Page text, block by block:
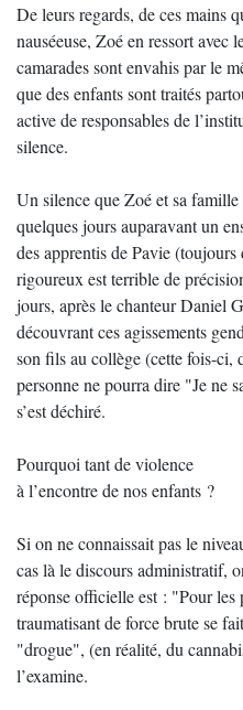
De leurs regards, de ces mains
nauséeuse, Zoé en ressort avec
camarades sont envahis par le
que des enfants sont traités
active de responsables de
silence.
Un silence que Zoé et sa
quelques jours auparavant un
des apprentis de Pavie
rigoureux est terrible de
jours, après le chanteur Daniel
découvrant ces agissements
son fils au collège (cette fois-ci,
personne ne pourra dire "Je ne
s’est déchiré.
Pourquoi tant de violence
à l’encontre de nos enfants ?
Si on ne connaissait pas le
cas là le discours administratif,
réponse officielle est : "Pour
traumatisant de force brute se
"drogue", (en réalité, du
l’examine.